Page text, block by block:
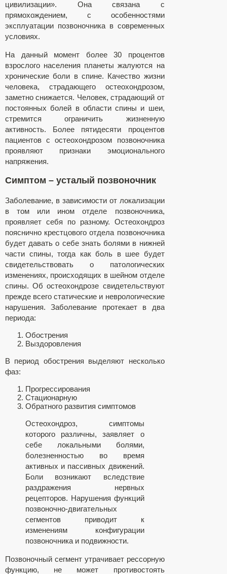
цивилизации». Она связана с
прямохождением, с особенностями
эксплуатации позвоночника в современных
условиях.
На данный момент более 30 процентов
взрослого населения планеты жалуются на
хронические боли в спине. Качество жизни
человека, страдающего остеохондрозом,
заметно снижается. Человек, страдающий от
постоянных болей в области спины и шеи,
стремится ограничить жизненную
активность. Более пятидесяти процентов
пациентов с остеохондрозом позвоночника
проявляют признаки эмоционального
напряжения.
Симптом – усталый позвоночник
Заболевание, в зависимости от локализации
в том или ином отделе позвоночника,
проявляет себя по разному. Остеохондроз
пояснично крестцового отдела позвоночника
будет давать о себе знать болями в нижней
части спины, тогда как боль в шее будет
свидетельствовать о патологических
изменениях, происходящих в шейном отделе
спины. Об остеохондрозе свидетельствуют
прежде всего статические и неврологические
нарушения. Заболевание протекает в два
периода:
Обострения
Выздоровления
В период обострения выделяют несколько
фаз:
Прогрессирования
Стационарную
Обратного развития симптомов
Остеохондроз, симптомы
которого различны, заявляет о
себе локальными болями,
болезненностью во время
активных и пассивных движений.
Боли возникают вследствие
раздражения нервных
рецепторов. Нарушения функций
позвоночно-двигательных
сегментов приводит к
изменениям конфигурации
позвоночника и подвижности.
Позвоночный сегмент утрачивает рессорную
функцию, не может противостоять